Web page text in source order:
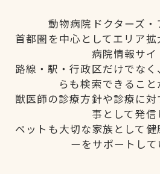
動物病院ドクターズ・
首都圏を中心としてエリア
病院情報サイ
路線・駅・行政区だけでな
らも検索できること
獣医師の診療方針や診療に
事として発信
ペットも大切な家族として
ーをサポートして